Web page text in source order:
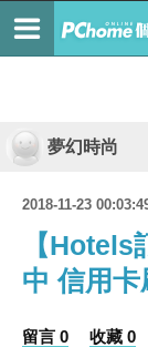
夢幻時尚
2018-11-23
【
中 信用
留言 0 收藏 0